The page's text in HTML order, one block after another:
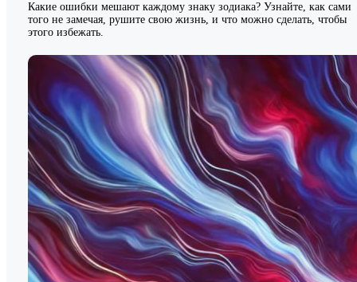
Какие ошибки мешают каждому знаку зодиака? Узнайте, как сами
того не замечая, рушите свою жизнь, и что можно сделать, чтобы
этого избежать.